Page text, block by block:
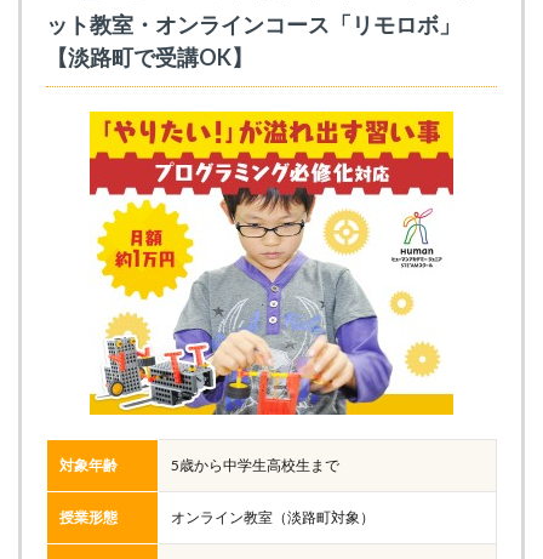
ット教室・オンラインコース「リモロボ」
【淡路町で受講OK】
対象年齢 5歳から中学生高校生まで
授業形態 オンライン教室（淡路町対象）